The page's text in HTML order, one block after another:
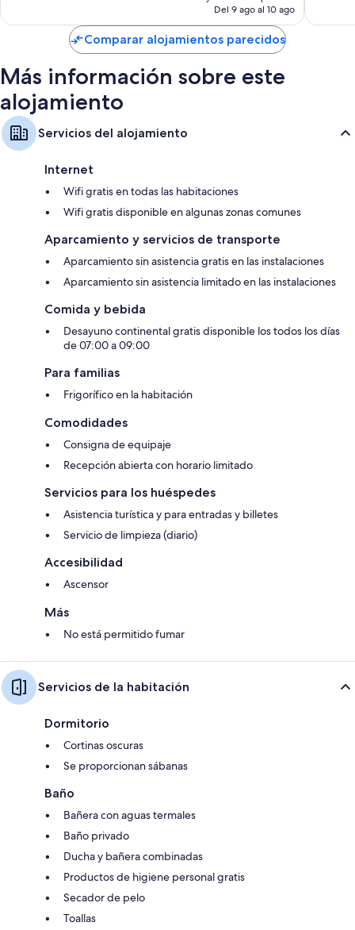
actual
de
47 €
Del 9 ago al 10 ago
Comparar alojamientos parecidos
Más información sobre este
alojamiento
Servicios del alojamiento
Internet
Wifi gratis en todas las habitaciones
Wifi gratis disponible en algunas zonas comunes
Aparcamiento y servicios de transporte
Aparcamiento sin asistencia gratis en las instalaciones
Aparcamiento sin asistencia limitado en las instalaciones
Comida y bebida
Desayuno continental gratis disponible los todos los días
de 07:00 a 09:00
Para familias
Frigorífico en la habitación
Comodidades
Consigna de equipaje
Recepción abierta con horario limitado
Servicios para los huéspedes
Asistencia turística y para entradas y billetes
Servicio de limpieza (diario)
Accesibilidad
Ascensor
Más
No está permitido fumar
Servicios de la habitación
Dormitorio
Cortinas oscuras
Se proporcionan sábanas
Baño
Bañera con aguas termales
Baño privado
Ducha y bañera combinadas
Productos de higiene personal gratis
Secador de pelo
Toallas